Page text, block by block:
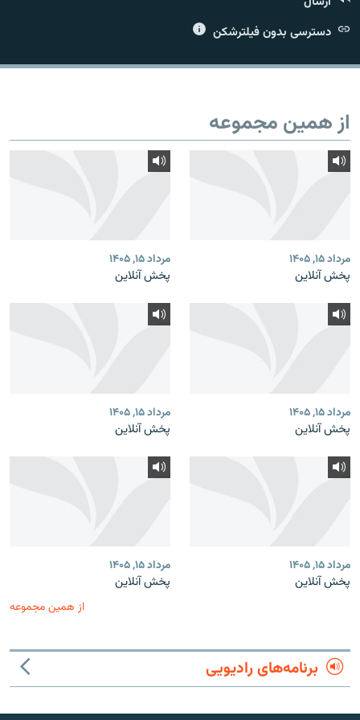
دسترسی بدون فیلترشکن
از همین مجموعه
مرداد ۱۵, ۱۴۰۵
پخش آنلاین
مرداد ۱۵, ۱۴۰۵
پخش آنلاین
مرداد ۱۵, ۱۴۰۵
پخش آنلاین
مرداد ۱۵, ۱۴۰۵
پخش آنلاین
مرداد ۱۵, ۱۴۰۵
پخش آنلاین
مرداد ۱۵, ۱۴۰۵
پخش آنلاین
از همین مجموعه
برنامه‌های رادیویی